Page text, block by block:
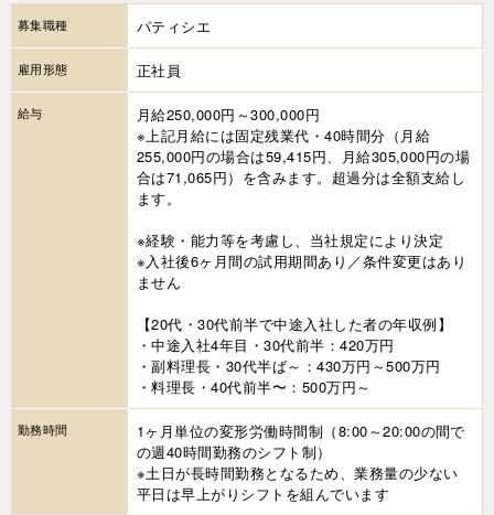
募集職種 パティシエ
雇用形態 正社員
給与
月給250,000円～300,000円
※上記月給には固定残業代・40時間分（月給
255,000円の場合は59,415円、月給305,000円の場
合は71,065円）を含みます。超過分は全額支給し
ます。
※経験・能力等を考慮し、当社規定により決定
※入社後6ヶ月間の試用期間あり／条件変更はあり
ません
【20代・30代前半で中途入社した者の年収例】
・中途入社4年目・30代前半：420万円
・副料理長・30代半ば～：430万円～500万円
・料理長・40代前半〜：500万円～
勤務時間
1ヶ月単位の変形労働時間制（8:00～20:00の間で
の週40時間勤務のシフト制）
※土日が長時間勤務となるため、業務量の少ない
平日は早上がりシフトを組んでいます